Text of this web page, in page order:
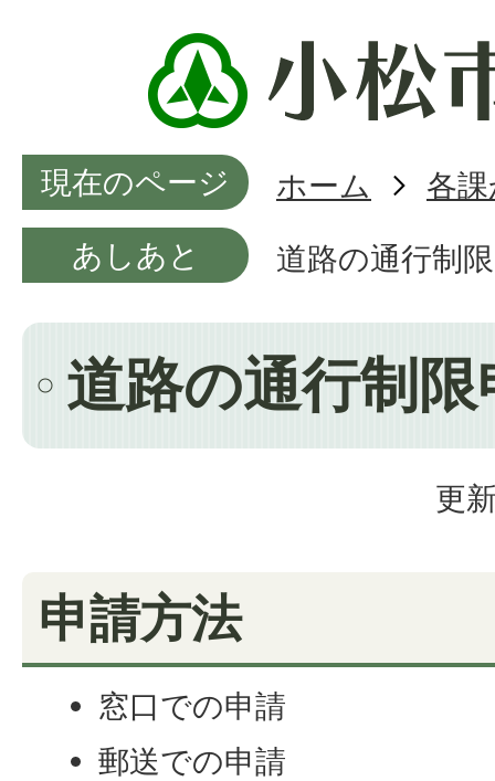
現在のページ ホーム
各
あしあと
道路の通行制
道路の通行制限
更
申請方法
窓口での申請
郵送での申請